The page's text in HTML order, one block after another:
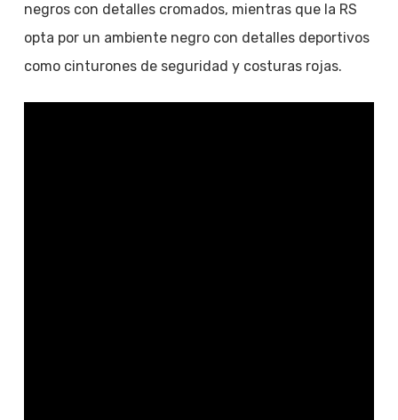
negros con detalles cromados, mientras que la RS
opta por un ambiente negro con detalles deportivos
como cinturones de seguridad y costuras rojas.